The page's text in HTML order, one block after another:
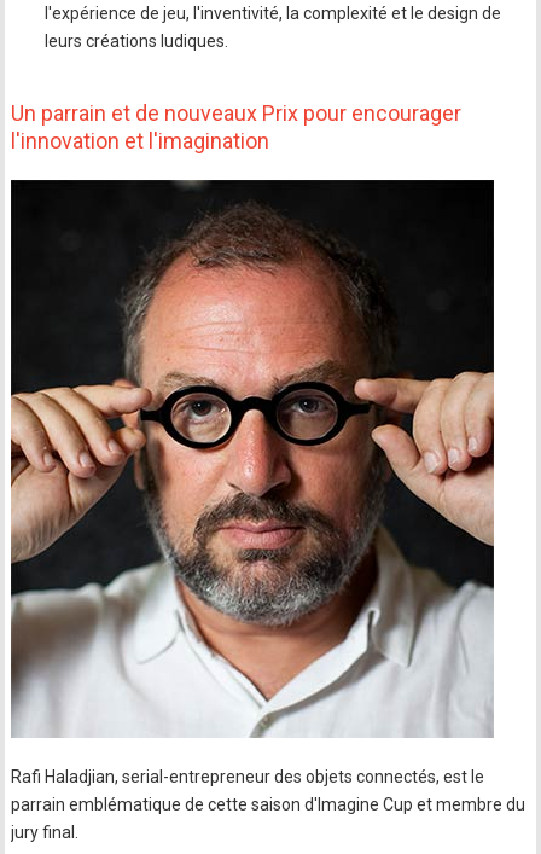
l'expérience de jeu, l'inventivité, la complexité et le design de
leurs créations ludiques.
Un parrain et de nouveaux Prix pour encourager
l'innovation et l'imagination
Rafi Haladjian, serial-entrepreneur des objets connectés, est le
parrain emblématique de cette saison d'Imagine Cup et membre du
jury final.